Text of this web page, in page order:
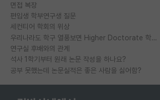
면접 복장
편입생 학부연구생 질문
세컨티어 학회의 위상
우리나라도 학구 열풍보면 Higher Doctorate 학위가 필요하다고 봅니다.
연구실 후배와의 관계
석사 1학기부터 원래 논문 작성을 하나요?
공부 못했는데 논문실적은 좋은 사람을 싫어함?